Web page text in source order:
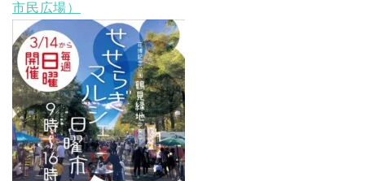
市民広場）